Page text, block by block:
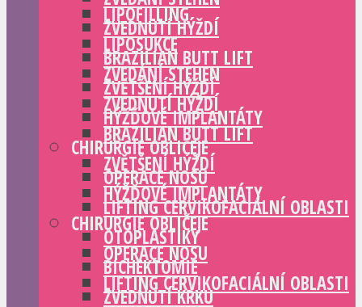
ZVEDNUTÍ HÝŽDÍ
BRAZILIAN BUTT LIFT
ZVĚTŠENÍ HÝŽDÍ
HÝŽĎOVÉ IMPLANTÁTY
CHIRURGIE OBLIČEJE
OPERACE NOSU
LIFTING CERVIKOFACIÁLNÍ OBLASTI
OTOPLASTIKY
BICHEKTOMIE
ZVEDNUTÍ KRKU
LIPOFILLING
LIPOSUKCE
ZVEDÁNÍ STEHEN
ZVEDNUTÍ HÝŽDÍ
BRAZILIAN BUTT LIFT
ZVĚTŠENÍ HÝŽDÍ
HÝŽĎOVÉ IMPLANTÁTY
CHIRURGIE OBLIČEJE
OPERACE NOSU
LIFTING CERVIKOFACIÁLNÍ OBLASTI